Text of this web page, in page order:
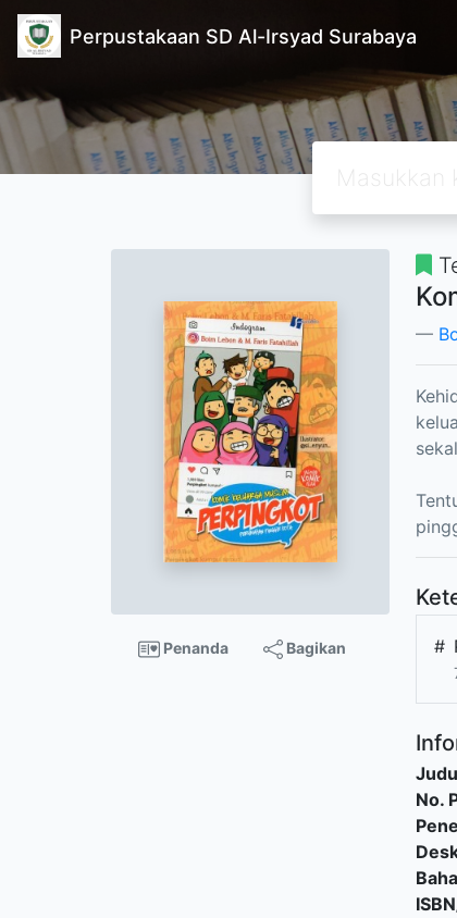
Perpustakaan SD Al-Irsyad Surabaya
Penanda Bagikan #
No.